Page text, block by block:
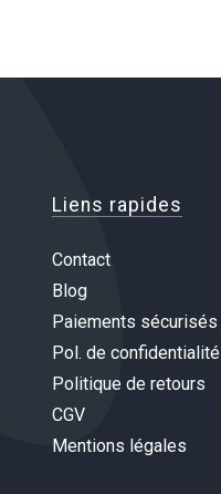
Liens rapides
Contact
Blog
Paiements sécurisés
Pol. de confidentialité
Politique de retours
CGV
Mentions légales